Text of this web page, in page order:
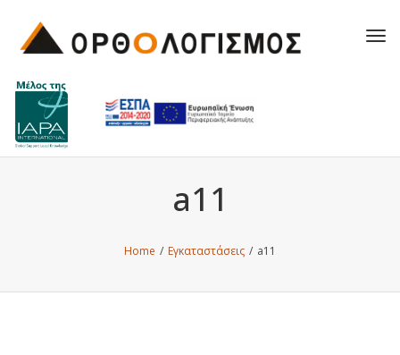
a11
Home / Εγκαταστάσεις / a11